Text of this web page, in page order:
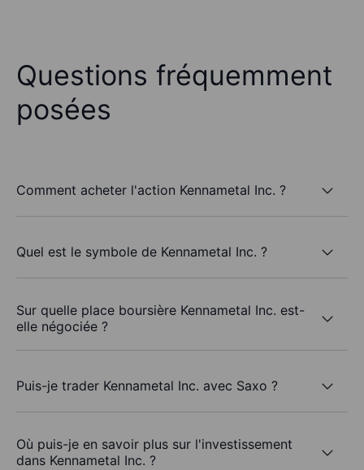
Questions fréquemment
posées
Comment acheter l'action Kennametal Inc. ?
Quel est le symbole de Kennametal Inc. ?
Sur quelle place boursière Kennametal Inc. est-
elle négociée ?
Puis-je trader Kennametal Inc. avec Saxo ?
Où puis-je en savoir plus sur l'investissement
dans Kennametal Inc. ?